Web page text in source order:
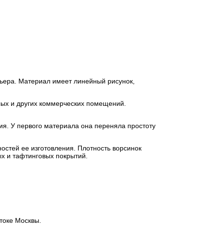
Материал имеет линейный рисунок,
и других коммерческих помещений.
У первого материала она переняла простоту
ее изготовления. Плотность ворсинок
и тафтинговых покрытий.
Москвы.